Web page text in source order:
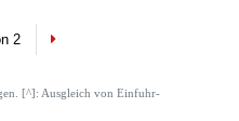
2 Next
[^]: Ausgleich von Einfuhr-